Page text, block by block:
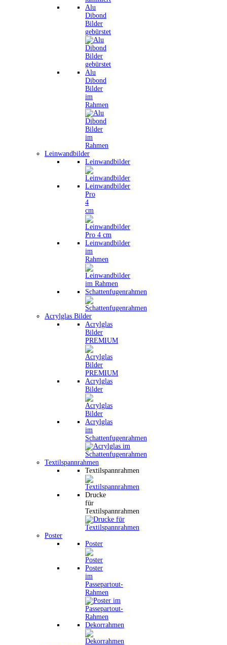
Alu
Dibond
Bilder
gebürstet
Alu
Dibond
Bilder
im
Rahmen
Leinwandbilder
Leinwandbilder
Leinwandbilder
Pro
4
cm
Leinwandbilder
im
Rahmen
Schattenfugenrahmen
Acrylglas Bilder
Acrylglas
Bilder
PREMIUM
Acrylglas
Bilder
Acrylglas
im
Schattenfugenrahmen
Textilspannrahmen
Textilspannrahmen
Drucke
für
Textilspannrahmen
Poster
Poster
Poster
im
Passepartout-
Rahmen
Dekorrahmen